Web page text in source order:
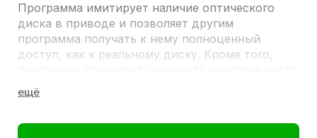
Программа имитирует наличие оптического
диска в приводе и позволяет другим
программа получать к нему полноценный
доступ, как к реальному диску. Кроме того,
используемые диски как образы на Вашем
компьютере, и Вы можете установить их на
нажатием кнопки и работать на всех